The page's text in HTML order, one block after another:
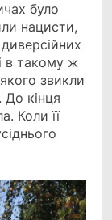
було
нацисти,
в такому ж
звикли
До кінця
Коли її